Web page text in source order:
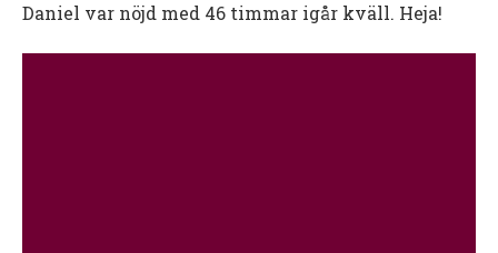
Daniel var nöjd med 46 timmar igår kväll. Heja!